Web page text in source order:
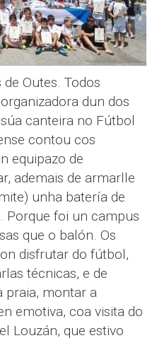
Outes. Todos
dun dos
canteira no Fútbol
contou cos
equipazo de
ademais de armarlle
unha batería de
Porque foi un campus
que o balón. Os
disfrutar do fútbol,
técnicas, e de
praia, montar a
emotiva, coa visita do
Louzán, que estivo